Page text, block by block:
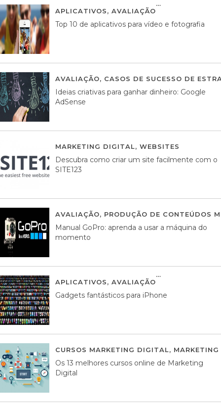
APLICATIVOS, AVALIAÇÃO
Top 10 de aplicativos para vídeo e fotografia
AVALIAÇÃO, CASOS DE SUCESSO DE
Ideias criativas para ganhar dinheiro: Google
AdSense
MARKETING DIGITAL, WEBSITES
Descubra como criar um site facilmente com o
SITE123
AVALIAÇÃO, PRODUÇÃO DE CONTEÚDOS
Manual GoPro: aprenda a usar a máquina do
momento
APLICATIVOS, AVALIAÇÃO
Gadgets fantásticos para iPhone
CURSOS MARKETING DIGITAL,
Os 13 melhores cursos online de Marketing
Digital